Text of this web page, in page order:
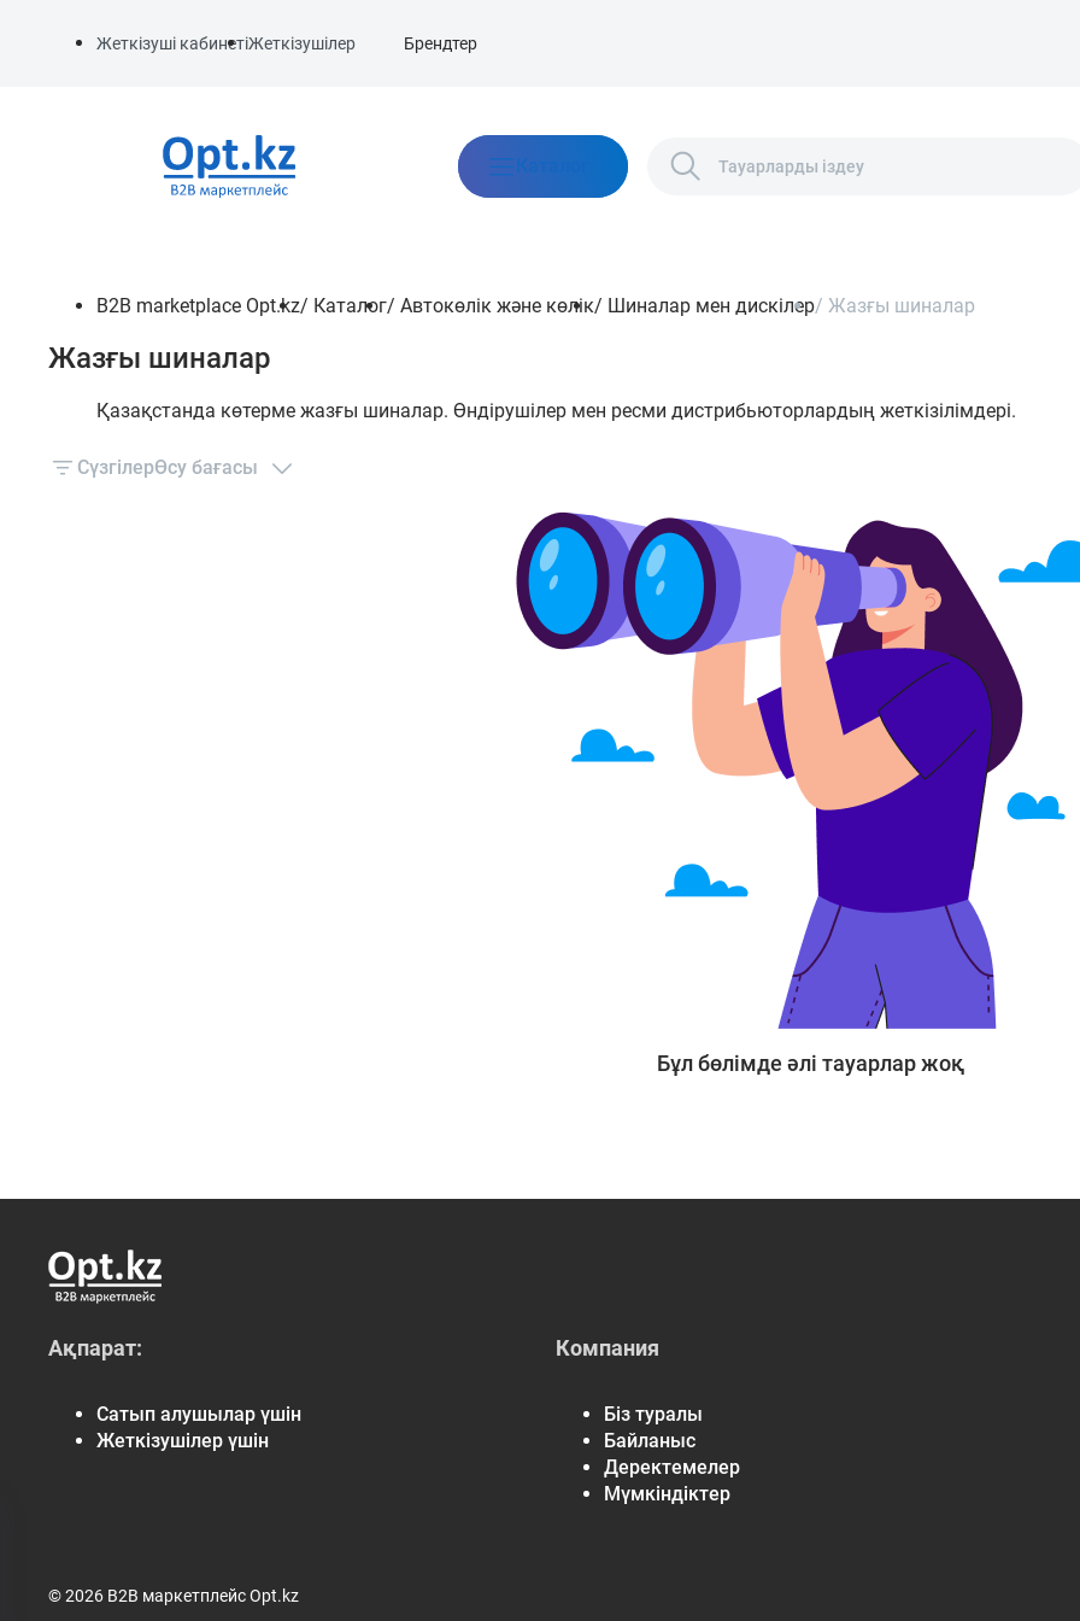
Жеткізуші кабинетіЖеткізушілер Брендтер
Каталог
B2B marketplace Opt.kz/ Каталог/ Автокөлік және көлік/ Шиналар мен дискілер/ Жазғы шиналар
Жазғы шиналар
Қазақстанда көтерме жазғы шиналар. Өндірушілер мен ресми дистрибьюторлардың жеткізілімдері.
СүзгілерӨсу бағасы
Бұл бөлімде әлі тауарлар жоқ
Ақпарат:
Сатып алушылар үшін
Жеткізушілер үшін
Компания
Біз туралы
Байланыс
Деректемелер
Мүмкіндіктер
© 2026 B2B маркетплейс Opt.kz